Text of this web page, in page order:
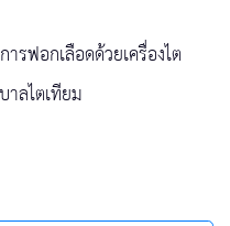
ารฟอกเลือดด้วยเครื่องไต
ลไตเทียม